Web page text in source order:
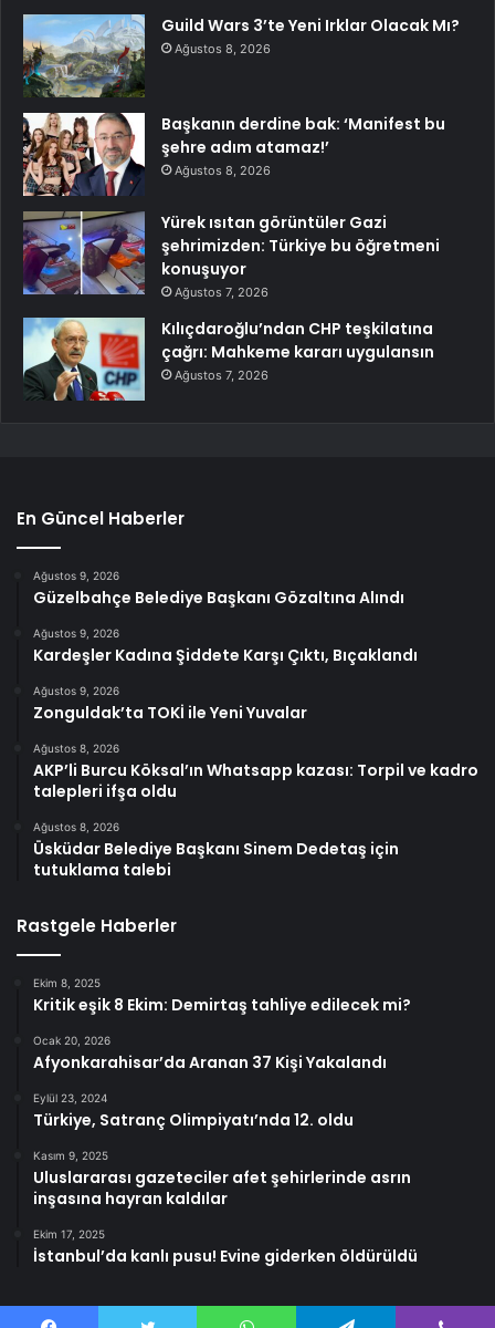
Guild Wars 3’te Yeni Irklar Olacak Mı?
Ağustos 8, 2026
Başkanın derdine bak: ‘Manifest bu
şehre adım atamaz!’
Ağustos 8, 2026
Yürek ısıtan görüntüler Gazi
şehrimizden: Türkiye bu öğretmeni
konuşuyor
Ağustos 7, 2026
Kılıçdaroğlu’ndan CHP teşkilatına
çağrı: Mahkeme kararı uygulansın
Ağustos 7, 2026
En Güncel Haberler
Ağustos 9, 2026
Güzelbahçe Belediye Başkanı Gözaltına Alındı
Ağustos 9, 2026
Kardeşler Kadına Şiddete Karşı Çıktı, Bıçaklandı
Ağustos 9, 2026
Zonguldak’ta TOKİ ile Yeni Yuvalar
Ağustos 8, 2026
AKP’li Burcu Köksal’ın Whatsapp kazası: Torpil ve kadro
talepleri ifşa oldu
Ağustos 8, 2026
Üsküdar Belediye Başkanı Sinem Dedetaş için
tutuklama talebi
Rastgele Haberler
Ekim 8, 2025
Kritik eşik 8 Ekim: Demirtaş tahliye edilecek mi?
Ocak 20, 2026
Afyonkarahisar’da Aranan 37 Kişi Yakalandı
Eylül 23, 2024
Türkiye, Satranç Olimpiyatı’nda 12. oldu
Kasım 9, 2025
Uluslararası gazeteciler afet şehirlerinde asrın
inşasına hayran kaldılar
Ekim 17, 2025
İstanbul’da kanlı pusu! Evine giderken öldürüldü